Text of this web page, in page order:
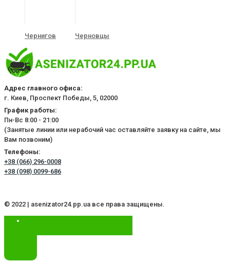
Чернигов Черновцы
Адрес главного офиса:
г. Киев, Проспект Победы, 5, 02000
График работы:
Пн-Вс 8:00 - 21:00
(Занятые линии или нерабочий час оставляйте заявку на сайте, мы
Вам позвоним)
Телефоны:
+38 (066) 296-0008
+38 (098) 0099-686
© 2022 | asenizator24.pp.ua все права защищены.